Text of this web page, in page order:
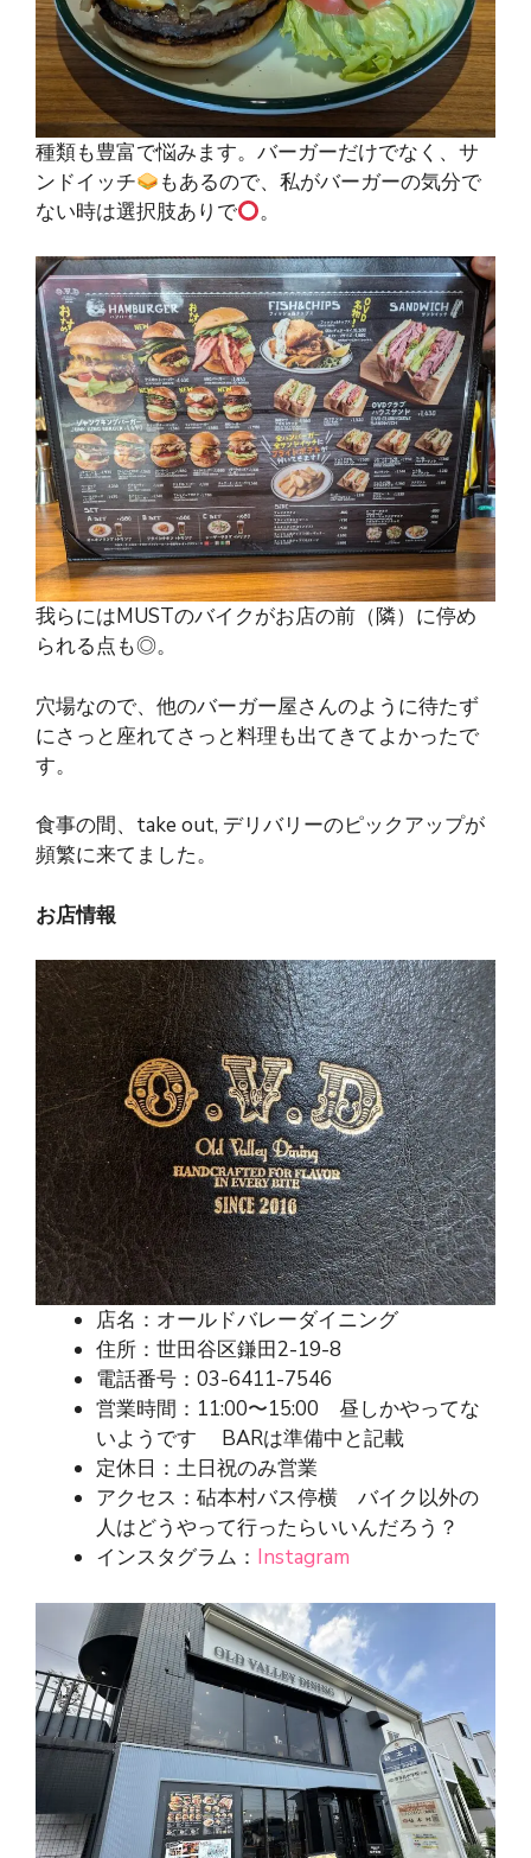
種類も豊富で悩みます。バーガーだけでなく、サ
ンドイッチ
もあるので、私がバーガーの気分で
ない時は選択肢ありで
。
我らにはMUSTのバイクがお店の前（隣）に停め
られる点も◎。
穴場なので、他のバーガー屋さんのように待たず
にさっと座れてさっと料理も出てきてよかったで
す。
食事の間、take out, デリバリーのピックアップが
頻繁に来てました。
お店情報
店名：オールドバレーダイニング
住所：世田谷区鎌田2-19-8
電話番号：03-6411-7546
営業時間：11:00〜15:00 昼しかやってな
いようです BARは準備中と記載
定休日：土日祝のみ営業
アクセス：砧本村バス停横 バイク以外の
人はどうやって行ったらいいんだろう？
インスタグラム： Instagram